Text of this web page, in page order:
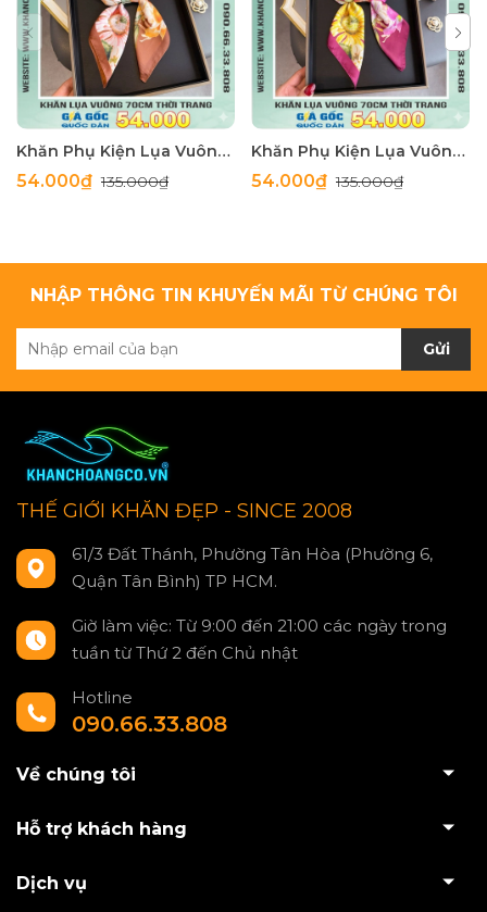
Khăn Phụ Kiện Lụa Vuông 70cm - Thế Giới Khăn Đẹp C1062_4
54.000₫135.000₫
Khăn Phụ Kiện Lụa Vuông 70cm - Thế Giới Khăn Đẹp C1062_3
54.000₫135.000₫
NHẬP THÔNG TIN KHUYẾN MÃI TỪ CHÚNG TÔI
Gửi
THẾ GIỚI KHĂN ĐẸP - SINCE 2008
61/3 Đất Thánh, Phường Tân Hòa (Phường 6,
Quận Tân Bình) TP HCM.
Giờ làm việc: Từ 9:00 đến 21:00 các ngày trong
tuần từ Thứ 2 đến Chủ nhật
Hotline
090.66.33.808
Về chúng tôi
Hỗ trợ khách hàng
Dịch vụ